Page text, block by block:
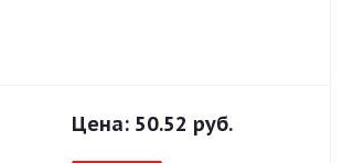
Цена: 50.52 руб.